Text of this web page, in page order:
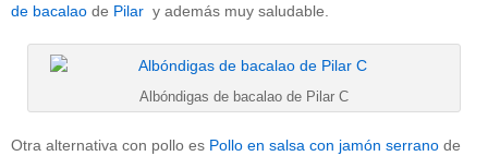
de bacalao de Pilar y además muy saludable.
Albóndigas de bacalao de Pilar C
Otra alternativa con pollo es Pollo en salsa con jamón serrano de